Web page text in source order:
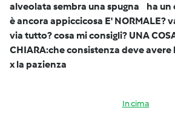
alveolata sembra una spugna ha un
è ancora appiccicosa E' NORMALE?
via tutto? cosa mi consigli? UNA
CHIARA:che consistenza deve avere
x la pazienza
In cima